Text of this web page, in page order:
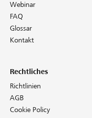
Webinar
FAQ
Glossar
Kontakt
Rechtliches
Richtlinien
AGB
Cookie Policy